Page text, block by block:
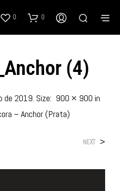
0 0
(4)
de 2019. Size: 900 × 900 in
– Anchor (Prata)
NEXT >